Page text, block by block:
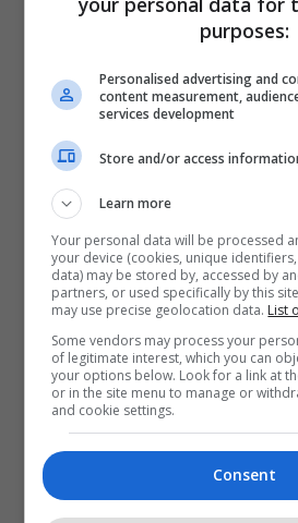
purposes:
Personalised advertising and
content measurement,
services development
Store and/or access
Learn more
Your personal data will be processed
your device (cookies, unique
data) may be stored by, accessed by
partners, or used specifically by this
may use precise geolocation data. List
Some vendors may process your
of legitimate interest, which you can
your options below. Look for a link at
or in the site menu to manage or
and cookie settings.
Consent